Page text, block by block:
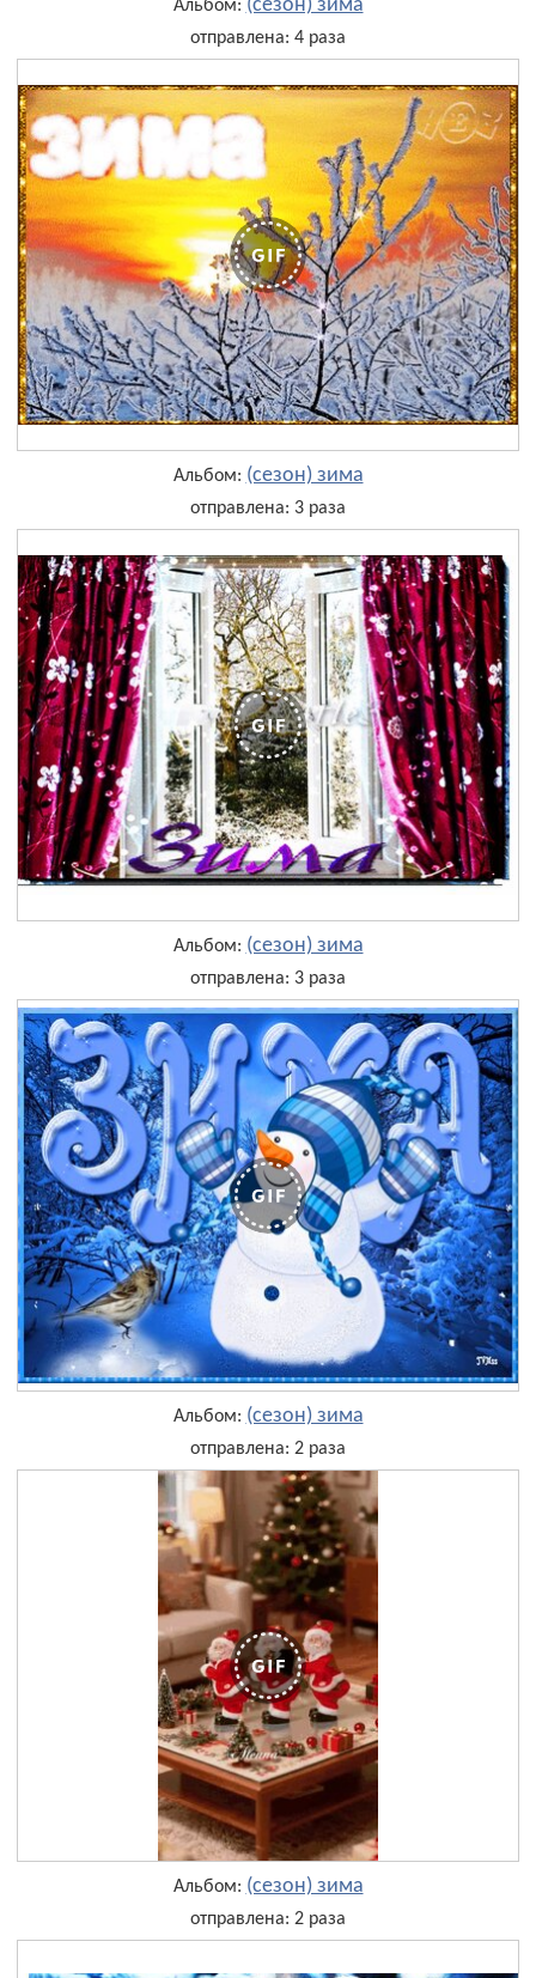
Альбом: (сезон) зима
отправлена: 4 раза
Альбом: (сезон) зима
отправлена: 3 раза
Альбом: (сезон) зима
отправлена: 3 раза
Альбом: (сезон) зима
отправлена: 2 раза
Альбом: (сезон) зима
отправлена: 2 раза